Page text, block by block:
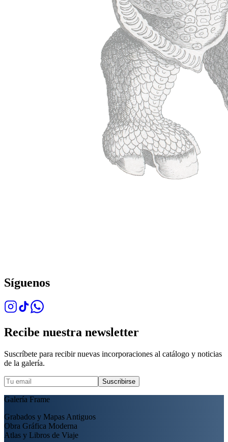
Síguenos
Recibe nuestra newsletter
Suscríbete para recibir nuevas incorporaciones al catálogo y noticias
de la galería.
Suscribirse
Galería Frame
Grabados y Mapas Antiguos
Obra Gráfica Moderna
Atlas y Libros de Viaje